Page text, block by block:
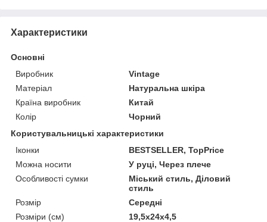
Характеристики
Основні
Виробник
Vintage
Матеріал
Натуральна шкіра
Країна виробник
Китай
Колір
Чорний
Користувальницькі характеристики
Іконки
BESTSELLER, TopPrice
Можна носити
У руці, Через плече
Особливості сумки
Міський стиль, Діловий
стиль
Розмір
Середні
Розміри (см)
19,5х24х4,5